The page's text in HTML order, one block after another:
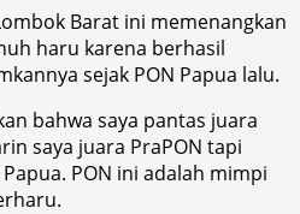
Barat ini memenangkan
haru karena berhasil
sejak PON Papua lalu.
bahwa saya pantas juara
saya juara PraPON tapi
PON ini adalah mimpi